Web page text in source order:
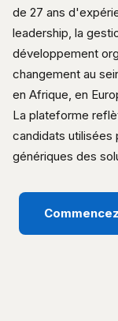
de 27 ans
leadership, la
développement
changement au
en Afrique, en
La plateforme
candidats utilisées
génériques des